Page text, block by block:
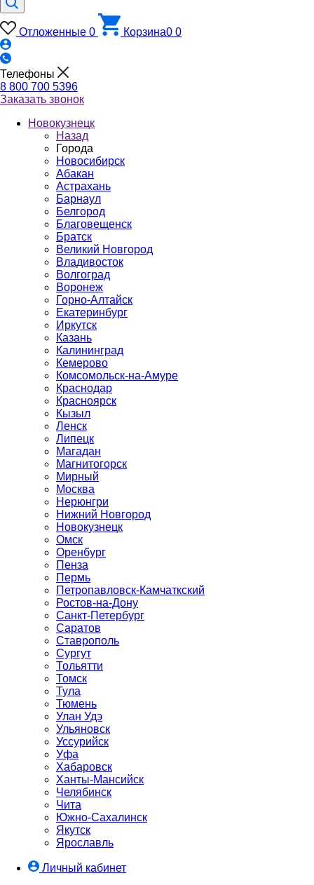
Отложенные 0 Корзина0 0
Телефоны
8 800 700 5396
Заказать звонок
Новокузнецк
Назад
Города
Новосибирск
Абакан
Астрахань
Барнаул
Белгород
Благовещенск
Братск
Великий Новгород
Владивосток
Волгоград
Воронеж
Горно-Алтайск
Екатеринбург
Иркутск
Казань
Калининград
Кемерово
Комсомольск-на-Амуре
Краснодар
Красноярск
Кызыл
Ленск
Липецк
Магадан
Магнитогорск
Мирный
Москва
Нерюнгри
Нижний Новгород
Новокузнецк
Омск
Оренбург
Пенза
Пермь
Петропавловск-Камчаткский
Ростов-на-Дону
Санкт-Петербург
Саратов
Ставрополь
Сургут
Тольятти
Томск
Тула
Тюмень
Улан Удэ
Ульяновск
Уссурийск
Уфа
Хабаровск
Ханты-Мансийск
Челябинск
Чита
Южно-Cахалинск
Якутск
Ярославль
Личный кабинет